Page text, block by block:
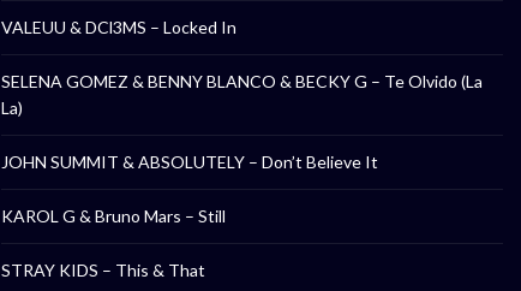
VALEUU & DCl3MS – Locked In
SELENA GOMEZ & BENNY BLANCO & BECKY G – Te Olvido (La
La)
JOHN SUMMIT & ABSOLUTELY – Don’t Believe It
KAROL G & Bruno Mars – Still
STRAY KIDS – This & That